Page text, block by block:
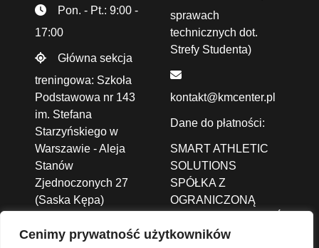
Cenimy prywatność użytkowników
Pon. - Pt.: 9:00 -
17:00
Główna sekcja
treningowa: Szkoła
Podstawowa nr 143
im. Stefana
Starzyńskiego w
Warszawie - Aleja
Stanów
Zjednoczonych 27
(Saska Kępa)
sprawach
technicznych dot.
Strefy Studenta)
kontakt@kmcenter.pl
Dane do płatności:
SMART ATHLETIC
SOLUTIONS
SPÓŁKA Z
OGRANICZONĄ
ALEJA JANA PAWŁA